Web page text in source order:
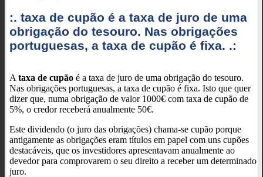
:. taxa de cupão é a taxa de juro de uma
obrigação do tesouro. Nas obrigações
portuguesas, a taxa de cupão é fixa. .:
A taxa de cupão é a taxa de juro de uma obrigação do tesouro.
Nas obrigações portuguesas, a taxa de cupão é fixa. Isto que quer
dizer que, numa obrigação de valor 1000€ com taxa de cupão de
5%, o credor receberá anualmente 50€.
Este dividendo (o juro das obrigações) chama-se cupão porque
antigamente as obrigações eram títulos em papel com uns cupões
destacáveis, que os investidores apresentavam anualmente ao
devedor para comprovarem o seu direito a receber um determinado
juro.